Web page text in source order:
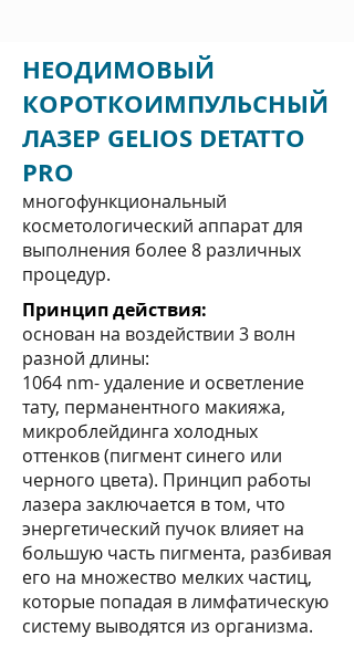
НЕОДИМОВЫЙ
КОРОТКОИМПУЛЬСНЫЙ
ЛАЗЕР GELIOS DETATTO
PRO
многофункциональный
косметологический аппарат для
выполнения более 8 различных
процедур.
Принцип действия:
основан на воздействии 3 волн
разной длины:
1064 nm- удаление и осветление
тату, перманентного макияжа,
микроблейдинга холодных
оттенков (пигмент синего или
черного цвета). Принцип работы
лазера заключается в том, что
энергетический пучок влияет на
большую часть пигмента, разбивая
его на множество мелких частиц,
которые попадая в лимфатическую
систему выводятся из организма.